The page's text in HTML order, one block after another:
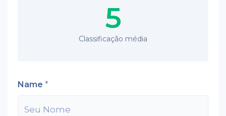
5
Classificação média
Name *